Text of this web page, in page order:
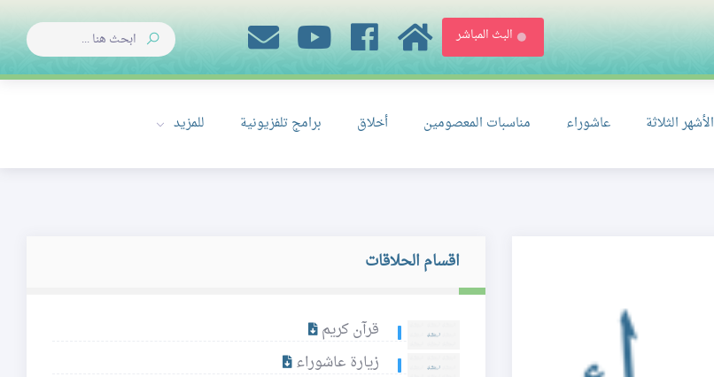
البث المباشر
الأشهر الثلاثة عاشوراء مناسبات المعصومين أخلاق برامج تلفزيونية للمزيد
اقسام الحلاقات
قرآن كريم
زيارة عاشوراء